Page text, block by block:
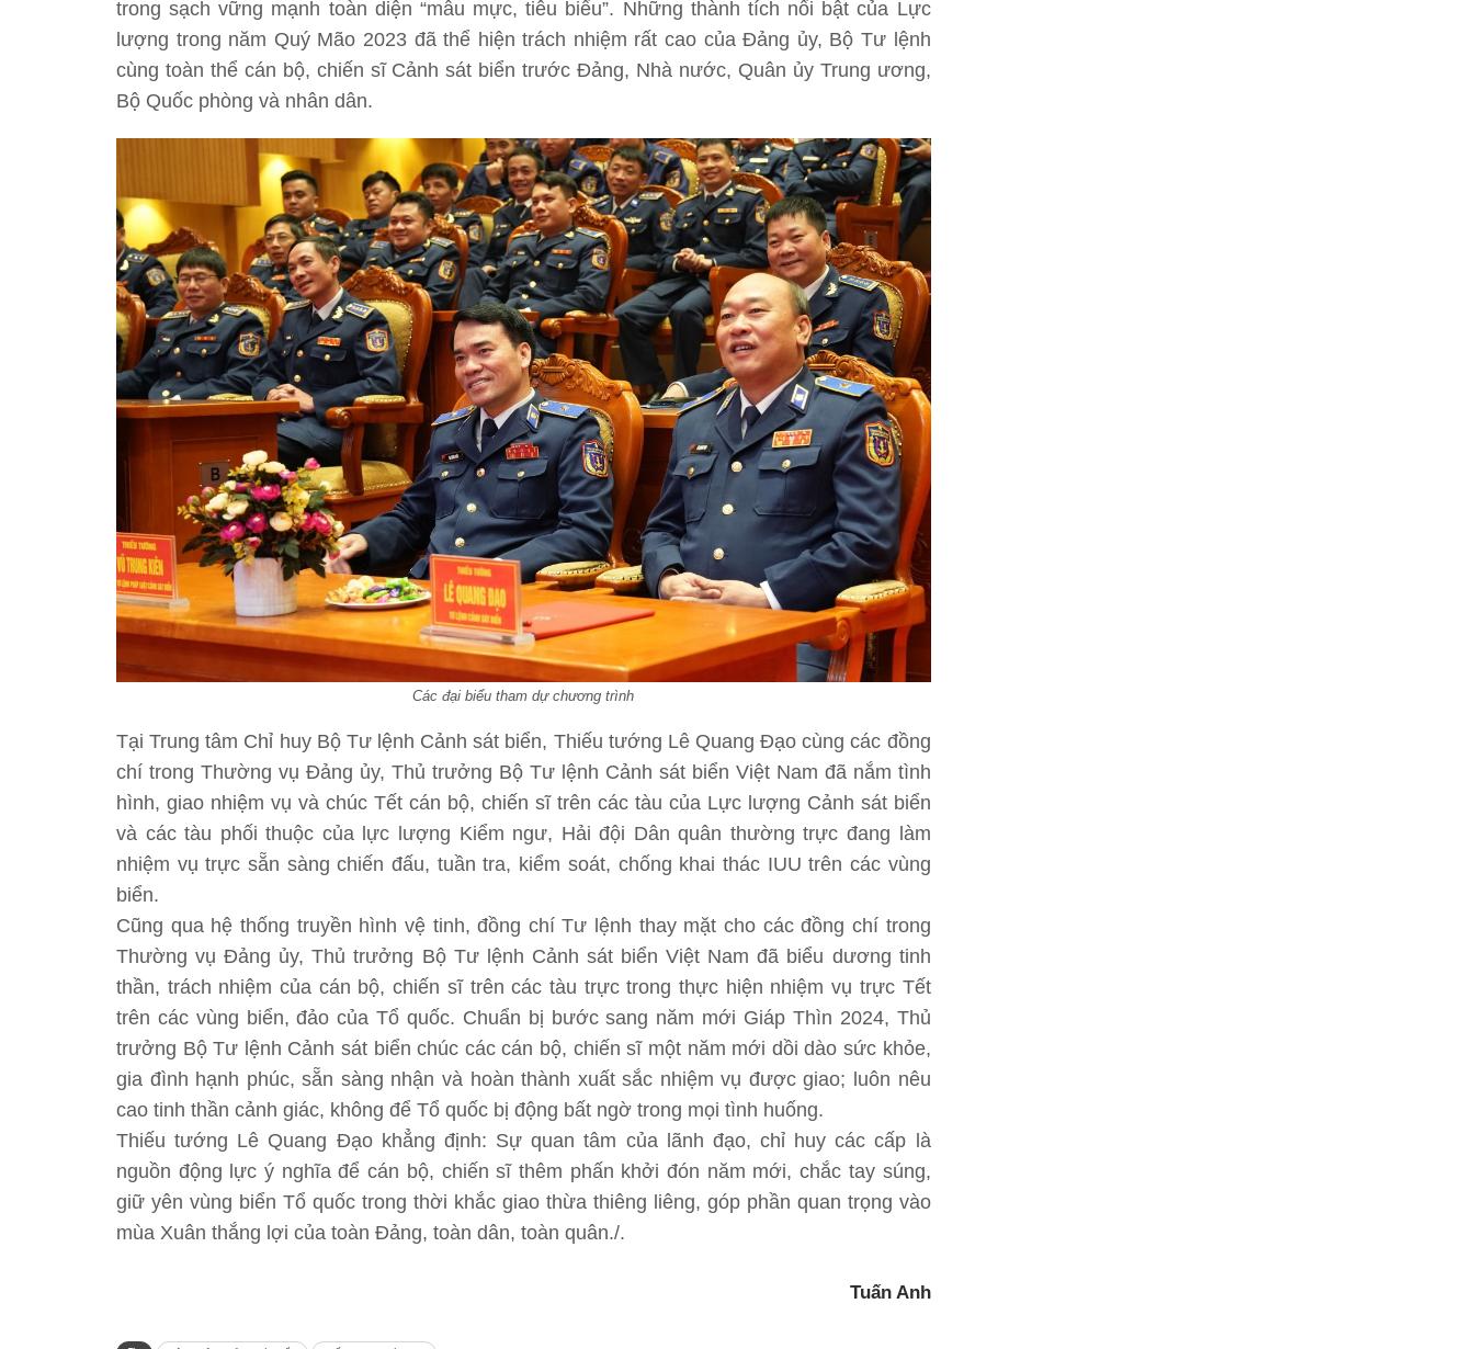
trong sạch vững mạnh toàn diện “mẫu mực, tiêu biểu”. Những thành tích nổi bật của Lực
lượng trong năm Quý Mão 2023 đã thể hiện trách nhiệm rất cao của Đảng ủy, Bộ Tư lệnh
cùng toàn thể cán bộ, chiến sĩ Cảnh sát biển trước Đảng, Nhà nước, Quân ủy Trung ương,
Bộ Quốc phòng và nhân dân.
Các đại biểu tham dự chương trình
Tại Trung tâm Chỉ huy Bộ Tư lệnh Cảnh sát biển, Thiếu tướng Lê Quang Đạo cùng các đồng
chí trong Thường vụ Đảng ủy, Thủ trưởng Bộ Tư lệnh Cảnh sát biển Việt Nam đã nắm tình
hình, giao nhiệm vụ và chúc Tết cán bộ, chiến sĩ trên các tàu của Lực lượng Cảnh sát biển
và các tàu phối thuộc của lực lượng Kiểm ngư, Hải đội Dân quân thường trực đang làm
nhiệm vụ trực sẵn sàng chiến đấu, tuần tra, kiểm soát, chống khai thác IUU trên các vùng
biển.
Cũng qua hệ thống truyền hình vệ tinh, đồng chí Tư lệnh thay mặt cho các đồng chí trong
Thường vụ Đảng ủy, Thủ trưởng Bộ Tư lệnh Cảnh sát biển Việt Nam đã biểu dương tinh
thần, trách nhiệm của cán bộ, chiến sĩ trên các tàu trực trong thực hiện nhiệm vụ trực Tết
trên các vùng biển, đảo của Tổ quốc. Chuẩn bị bước sang năm mới Giáp Thìn 2024, Thủ
trưởng Bộ Tư lệnh Cảnh sát biển chúc các cán bộ, chiến sĩ một năm mới dồi dào sức khỏe,
gia đình hạnh phúc, sẵn sàng nhận và hoàn thành xuất sắc nhiệm vụ được giao; luôn nêu
cao tinh thần cảnh giác, không để Tổ quốc bị động bất ngờ trong mọi tình huống.
Thiếu tướng Lê Quang Đạo khẳng định: Sự quan tâm của lãnh đạo, chỉ huy các cấp là
nguồn động lực ý nghĩa để cán bộ, chiến sĩ thêm phấn khởi đón năm mới, chắc tay súng,
giữ yên vùng biển Tổ quốc trong thời khắc giao thừa thiêng liêng, góp phần quan trọng vào
mùa Xuân thắng lợi của toàn Đảng, toàn dân, toàn quân./.
Tuấn Anh